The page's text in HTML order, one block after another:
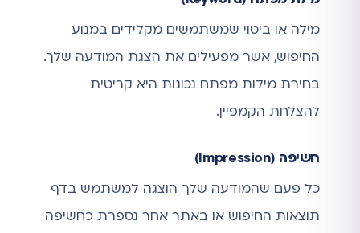
מילה או ביטוי שמשתמשים מקלידים במנוע
החיפוש, אשר מפעילים את הצגת המודעה שלך.
בחירת מילות מפתח נכונות היא קריטית
להצלחת הקמפיין.
חשיפה (Impression)
כל פעם שהמודעה שלך הוצגה למשתמש בדף
תוצאות החיפוש או באתר אחר נספרת כחשיפה